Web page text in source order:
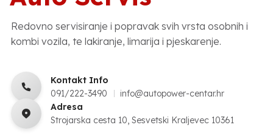
Redovno servisiranje i popravak svih vrsta osobnih i
kombi vozila, te lakiranje, limarija i pjeskarenje.
Kontakt Info
091/222-3490
info@autopower-centar.hr
Adresa
Strojarska cesta 10, Sesvetski Kraljevec 10361